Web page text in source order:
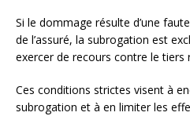
Si le dommage résulte d’une
de l’assuré, la subrogation est
exercer de recours contre le tiers
Ces conditions strictes visent à
subrogation et à en limiter les